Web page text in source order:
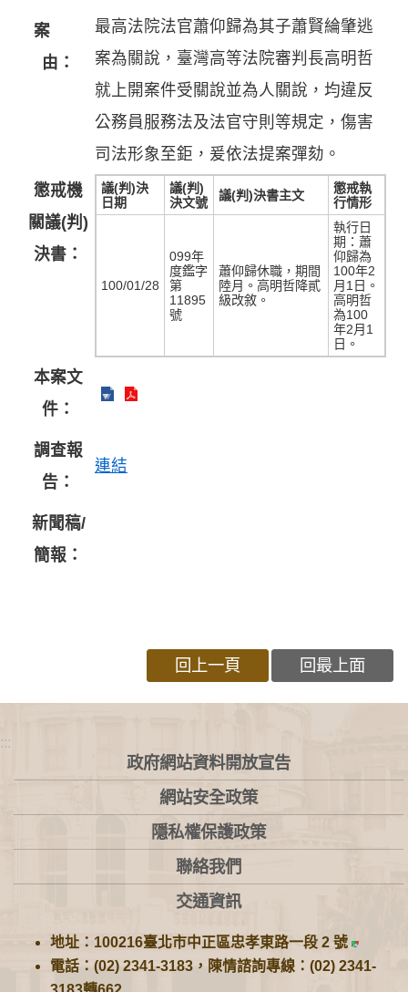
案
由：
最高法院法官蕭仰歸為其子蕭賢綸肇逃
案為關說，臺灣高等法院審判長高明哲
就上開案件受關說並為人關說，均違反
公務員服務法及法官守則等規定，傷害
司法形象至鉅，爰依法提案彈劾。
懲戒機
關議(判)
決書：
議(判)決
日期
議(判)
決文號
議(判)決書主文
懲戒執
行情形
100/01/28
099年
度鑑字
第
11895
號
蕭仰歸休職，期間
陸月。高明哲降貳
級改敘。
執行日
期：蕭
仰歸為
100年2
月1日。
高明哲
為100
年2月1
日。
本案文
件：
調查報
告：
連結
新聞稿/
簡報：
回上一頁 回最上面
:::
政府網站資料開放宣告
網站安全政策
隱私權保護政策
聯絡我們
交通資訊
地址：100216臺北市中正區忠孝東路一段 2 號
電話：(02) 2341-3183，陳情諮詢專線：(02) 2341-